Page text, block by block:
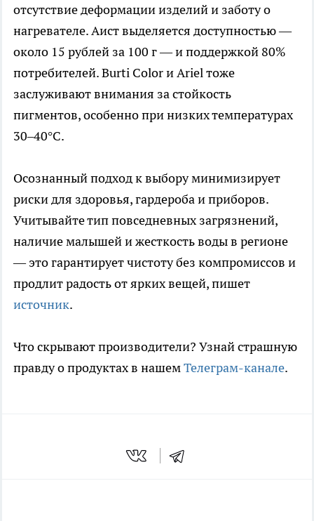
отсутствие деформации изделий и заботу о
нагревателе. Аист выделяется доступностью —
около 15 рублей за 100 г — и поддержкой 80%
потребителей. Burti Color и Ariel тоже
заслуживают внимания за стойкость
пигментов, особенно при низких температурах
30–40°C.​
Осознанный подход к выбору минимизирует
риски для здоровья, гардероба и приборов.
Учитывайте тип повседневных загрязнений,
наличие малышей и жесткость воды в регионе
— это гарантирует чистоту без компромиссов и
продлит радость от ярких вещей, пишет
источник.
Что скрывают производители? Узнай страшную
правду о продуктах в нашемТелеграм-канале.